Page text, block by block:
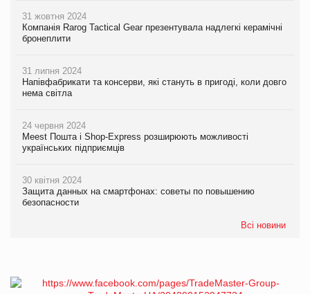
31 жовтня 2024
Компанія Rarog Tactical Gear презентувала надлегкі керамічні
бронеплити
31 липня 2024
Напівфабрикати та консерви, які стануть в пригоді, коли довго
нема світла
24 червня 2024
Meest Пошта і Shop-Express розширюють можливості
українських підприємців
30 квітня 2024
Защита данных на смартфонах: советы по повышению
безопасности
Всі новини